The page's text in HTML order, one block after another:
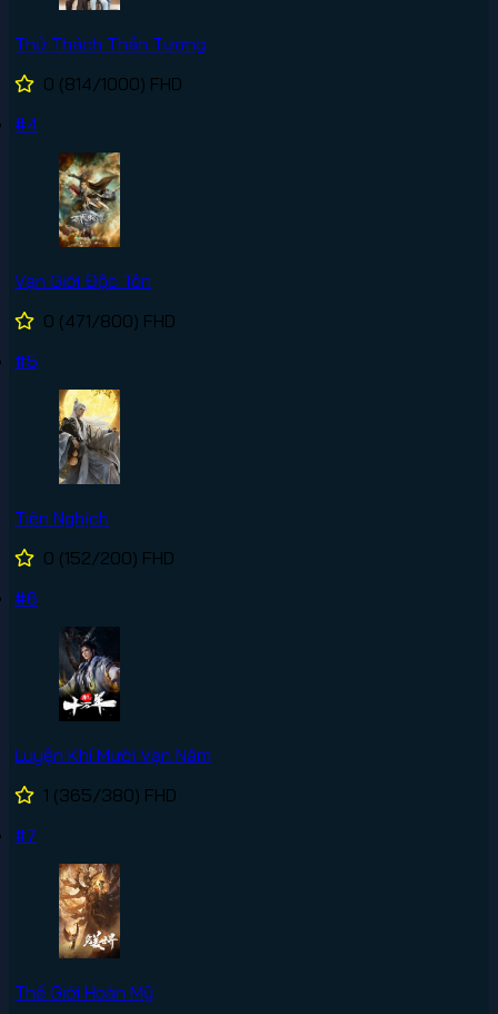
Thử Thách Thần Tượng
0 (814/1000) FHD
#4
Vạn Giới Độc Tôn
0 (471/800) FHD
#5
Tiên Nghịch
0 (152/200) FHD
#6
Luyện Khí Mười Vạn Năm
1 (365/380) FHD
#7
Thế Giới Hoàn Mỹ